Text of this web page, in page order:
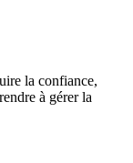
la confiance,
à gérer la